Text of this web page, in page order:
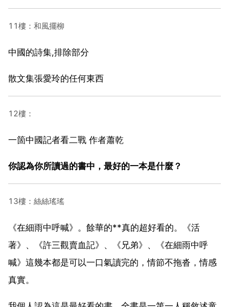
11樓：和風擺柳
中國的詩集,排除部分
散文集張愛玲的任何東西
12樓：
一箇中國記者看二戰 作者蕭乾
你認為你所讀過的書中，最好的一本是什麼？
13樓：絲絲瑤瑤
《在細雨中呼喊》。餘華的**真的超好看的。《活
著》、《許三觀賣血記》、《兄弟》、《在細雨中呼
喊》這幾本都是可以一口氣讀完的，情節不拖沓，情感
真實。